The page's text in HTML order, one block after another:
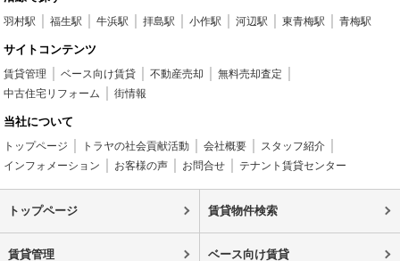
羽村駅 福生駅 牛浜駅 拝島駅 小作駅 河辺駅 東青梅駅 青梅駅
サイトコンテンツ
賃貸管理 ベース向け賃貸 不動産売却
無料売却査定
中古住宅リフォーム
街情報
当社について
トップページ トラヤの社会貢献活動 会社概要
スタッフ紹介
インフォメーション
お客様の声 お問合せ テナント賃貸センター
トップページ 賃貸物件検索
賃貸管理 ベース向け賃貸